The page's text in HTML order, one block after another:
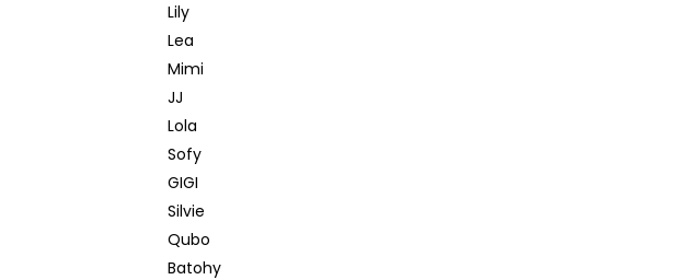
Lily
Lea
Mimi
JJ
Lola
Sofy
GIGI
Silvie
Qubo
Batohy